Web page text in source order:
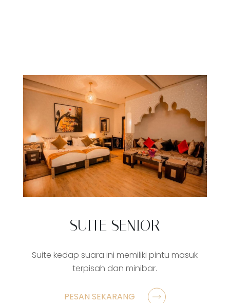
SUITE SENIOR
Suite kedap suara ini memiliki pintu masuk
terpisah dan minibar.
PESAN SEKARANG